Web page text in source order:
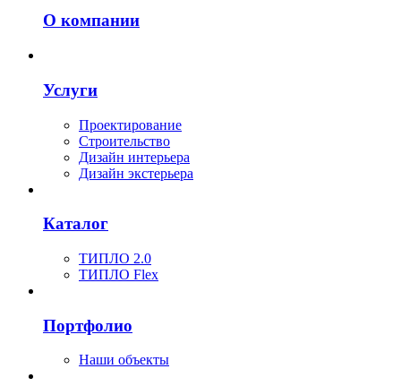
О компании
Услуги
Проектирование
Строительство
Дизайн интерьера
Дизайн экстерьера
Каталог
ТИПЛО 2.0
ТИПЛО Flex
Портфолио
Наши объекты